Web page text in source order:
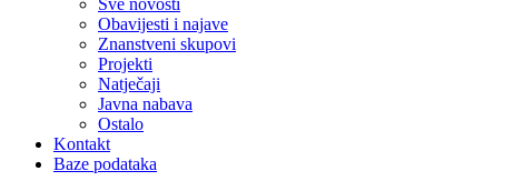
Sve novosti
Obavijesti i najave
Znanstveni skupovi
Projekti
Natječaji
Javna nabava
Ostalo
Kontakt
Baze podataka